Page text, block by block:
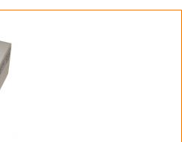
Itálie
filtr MAXIASPEED
...